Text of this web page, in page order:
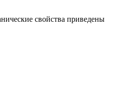
свойства приведены